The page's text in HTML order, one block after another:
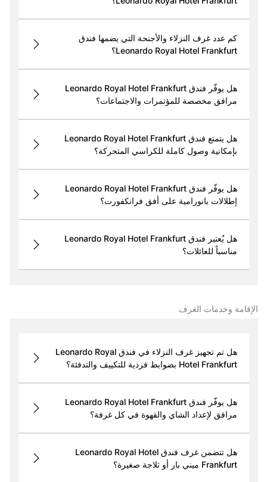
كم عدد غرف النزلاء والأجنحة التي يضمها فندق
Leonardo Royal Hotel Frankfurt؟
هل يوفّر فندق Leonardo Royal Hotel Frankfurt
مرافق مخصصة للمؤتمرات والاجتماعات؟
هل يتمتع فندق Leonardo Royal Hotel Frankfurt
بإمكانية وصول كاملة للكراسي المتحركة؟
هل يوفّر فندق Leonardo Royal Hotel Frankfurt
إطلالات بانورامية على أفق فرانكفورت؟
هل يُعتبر فندق Leonardo Royal Hotel Frankfurt
مناسباً للعائلات؟
الإقامة وخدمات الغرف
هل تم تجهيز غرف النزلاء في فندق Leonardo Royal
Hotel Frankfurt بضوابط فردية للتكييف والتدفئة؟
هل يوفّر فندق Leonardo Royal Hotel Frankfurt
مرافق لإعداد الشاي والقهوة في كل غرفة؟
هل تتضمن غرف فندق Leonardo Royal Hotel
Frankfurt ميني بار أو ثلاجة صغيرة؟